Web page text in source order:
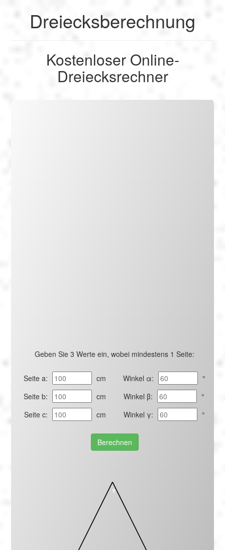
Berechnen
English
Français
Deutsch
Dreiecksberechnung
Kostenloser Online-
Dreiecksrechner
Geben Sie 3 Werte ein, wobei mindestens 1 Seite:
Seite a:
cm
Seite b:
cm
Seite c:
cm
Winkel α:
°
Winkel β:
°
Winkel γ:
°
Berechnen
γ